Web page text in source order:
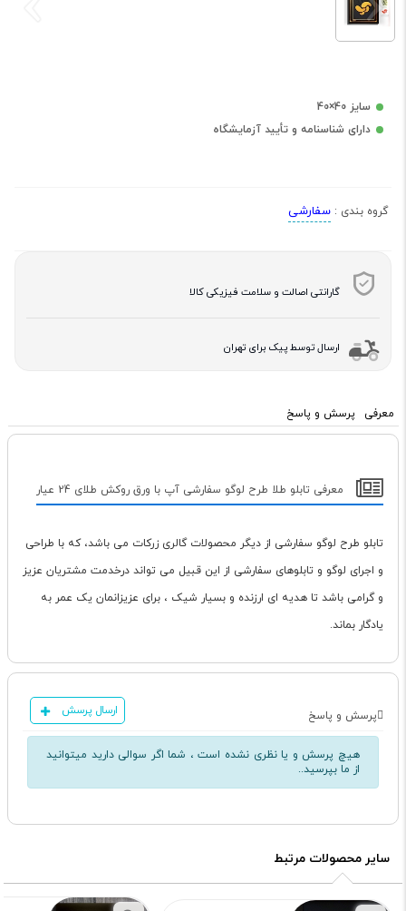
سایز 40×40
دارای شناسنامه و تأیید آزمایشگاه
گروه بندی : سفارشی
گارانتی اصالت و سلامت فیزیکی کالا
ارسال توسط پیک برای تهران
معرفی پرسش و پاسخ
معرفی تابلو طلا طرح لوگو‌ سفارشی آپ با ورق روکش طلای 24 عیار
تابلو طرح لوگو سفارشی از دیگر محصولات گالری زرکات می باشد، که با طراحی
و اجرای لوگو و تابلوهای سفارشی از این قبیل می تواند درخدمت مشتریان عزیز
و گرامی باشد تا هدیه ای ارزنده و بسیار شیک ، برای عزیزانمان یک عمر به
یادگار بماند.
پرسش و پاسخ ارسال پرسش
هیچ پرسش و یا نظری نشده است ، شما اگر سوالی دارید میتوانید
از ما بپرسید..
سایر محصولات مرتبط